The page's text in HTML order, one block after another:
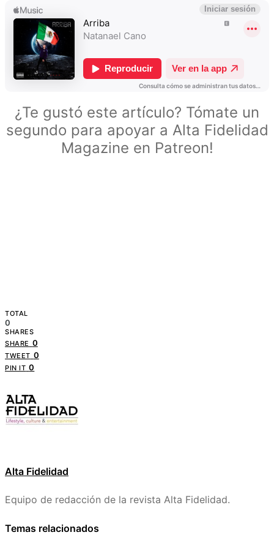
¿Te gustó este artículo? Tómate un
segundo para apoyar a Alta Fidelidad
Magazine en Patreon!
TOTAL
0
SHARES
SHARE 0
TWEET 0
PIN IT 0
Alta Fidelidad
Equipo de redacción de la revista Alta Fidelidad.
Temas relacionados